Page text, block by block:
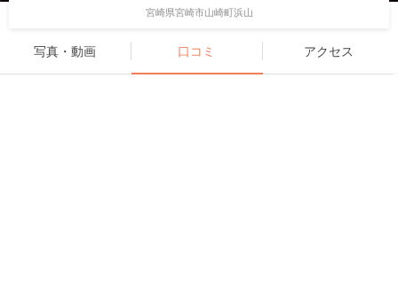
宮崎県宮崎市山崎町浜山
写真・動画 口コミ アクセス